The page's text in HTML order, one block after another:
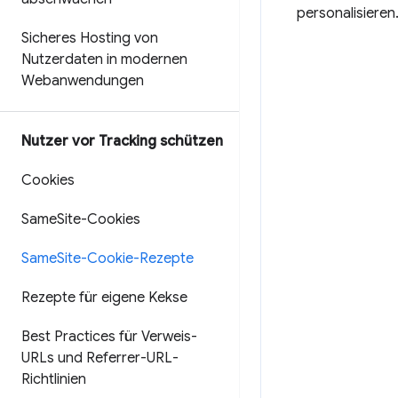
Sicheres Hosting von
Nutzerdaten in modernen
Webanwendungen
Nutzer vor Tracking schützen
Cookies
SameSite-Cookies
SameSite-Cookie-Rezepte
Rezepte für eigene Kekse
Best Practices für Verweis-
URLs und Referrer-URL-
Richtlinien
personalisieren.